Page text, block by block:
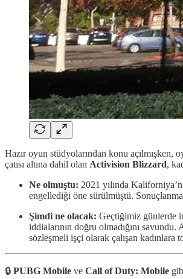
Hazır oyun stüdyolarından konu açılmışken,
çatısı altına dahil olan Activision Blizzard,
Ne olmuştu: 2021 yılında
engellediği öne sürülmüştü.
Şimdi ne olacak: Geçtiğimiz günlerde
iddialarının doğru olmadığını
sözleşmeli işçi olarak çalışan kadınlara
🔒 PUBG Mobile ve Call of Duty: Mobile